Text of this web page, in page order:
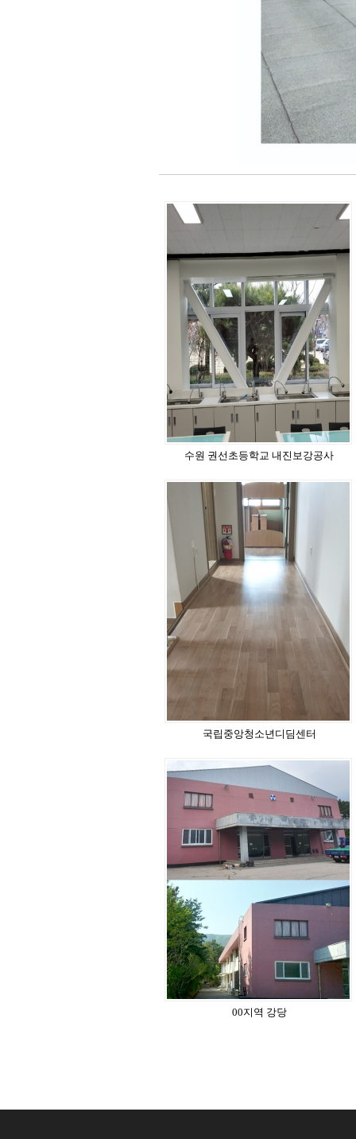
수원 권선초등학교 내진보강공사
국립중앙청소년디딤센터
00지역 강당